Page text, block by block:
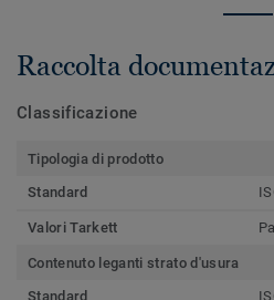
Raccolta
Classificazione
Tipologia di prodotto
Standard
Valori Tarkett
Contenuto leganti strato d'usura
Standard